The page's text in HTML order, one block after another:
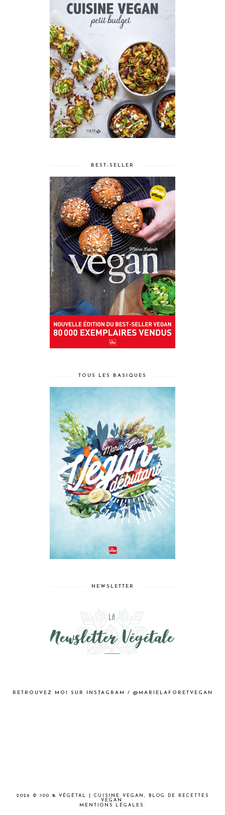
BEST-SELLER
TOUS LES BASIQUES
NEWSLETTER
RETROUVEZ MOI SUR INSTAGRAM / @MARIELAFORETVEGAN
2026 © 100 % VÉGÉTAL | CUISINE VEGAN, BLOG DE RECETTES
VEGAN .
MENTIONS LÉGALES .